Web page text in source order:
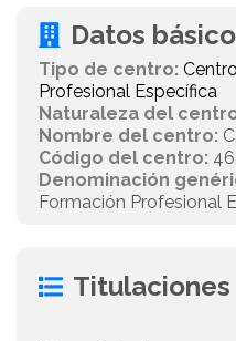
Datos
Tipo de centro:
Profesional Específica
Naturaleza del
Nombre del centro:
Código del centro:
Denominación
Formación Profesional